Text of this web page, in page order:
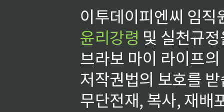
이투데이피엔씨 임
윤리강령 및 실천규
브라보 마이 라이프
저작권법의 보호를
무단전재, 복사, 재배